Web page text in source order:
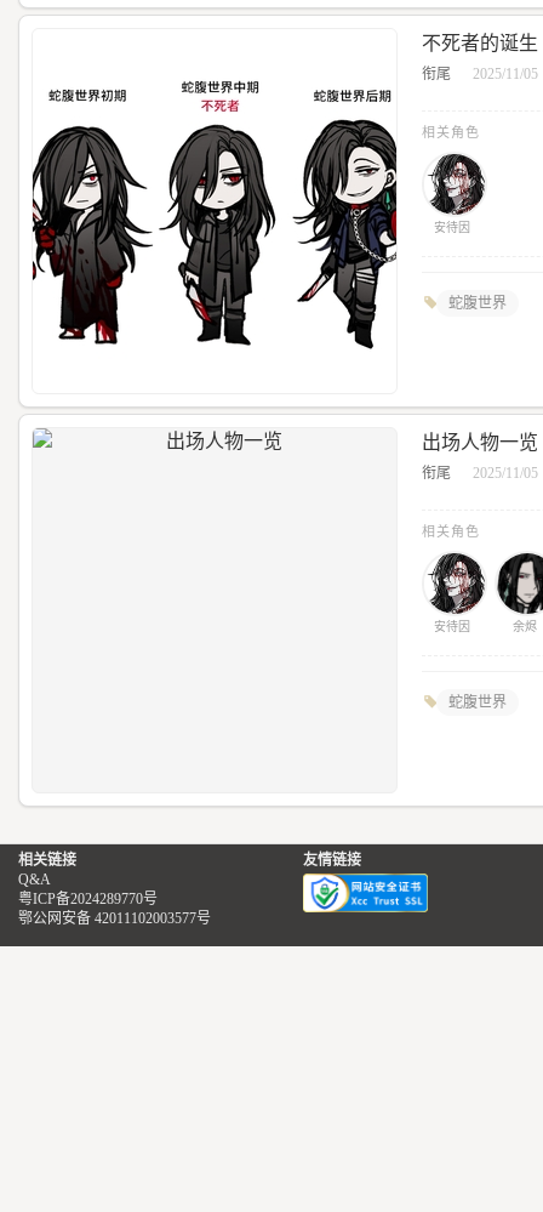
不死者的诞生
衔尾 2025/11/05
相关角色
安待因
蛇腹世界
出场人物一览
衔尾 2025/11/05
相关角色
安待因 余烬
蛇腹世界
相关链接
Q&A
粤ICP备2024289770号
鄂公网安备 42011102003577号
友情链接